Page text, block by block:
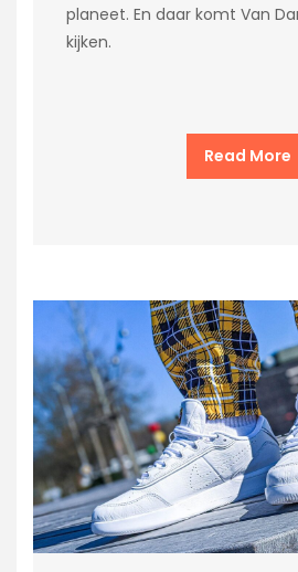
planeet. En daar komt Van
kijken.
Read More